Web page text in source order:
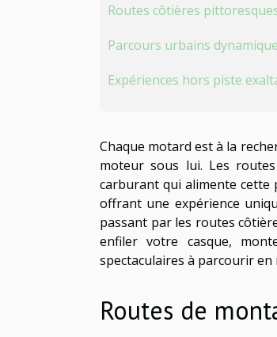
Routes côtières
Parcours urbains
Expériences hors piste
Chaque motard est à la
moteur sous lui. Les
carburant qui alimente cette
offrant une expérience
passant par les routes
enfiler votre casque,
spectaculaires à parcourir en
Routes de